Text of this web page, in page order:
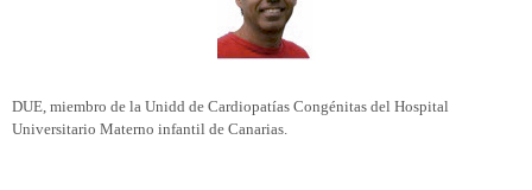
DUE, miembro de la Unidd de Cardiopatías Congénitas del Hospital
Universitario Materno infantil de Canarias.